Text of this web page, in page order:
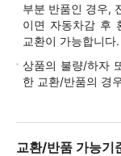
부분 반품인 경우,
이면 자동차감 후
교환이 가능합니다.
상품의 불량/하자
한 교환/반품의 경
교환/반품 가능기